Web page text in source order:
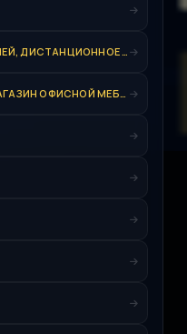
СОДРУЖЕСТВО СТРОИТЕЛЕЙ, ДИСТАНЦИОННОЕ ВСТУПЛЕНИЕ
VERA-MEBEL, ИНТЕРНЕТ-МАГАЗИН ОФИСНОЙ МЕБЕЛИ